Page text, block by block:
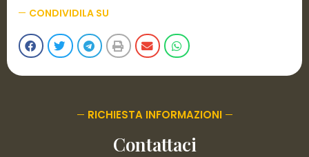
CONDIVIDILA SU
RICHIESTA INFORMAZIONI
Contattaci